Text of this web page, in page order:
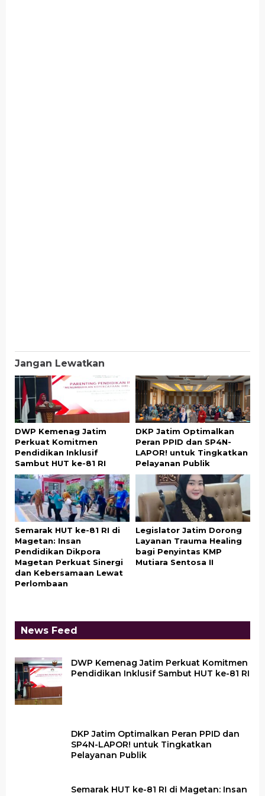
Jangan Lewatkan
DWP Kemenag Jatim
Perkuat Komitmen
Pendidikan Inklusif
Sambut HUT ke-81 RI
DKP Jatim Optimalkan
Peran PPID dan SP4N-
LAPOR! untuk Tingkatkan
Pelayanan Publik
Semarak HUT ke-81 RI di
Magetan: Insan
Pendidikan Dikpora
Magetan Perkuat Sinergi
dan Kebersamaan Lewat
Perlombaan
Legislator Jatim Dorong
Layanan Trauma Healing
bagi Penyintas KMP
Mutiara Sentosa II
News Feed
DWP Kemenag Jatim Perkuat Komitmen
Pendidikan Inklusif Sambut HUT ke-81 RI
DKP Jatim Optimalkan Peran PPID dan
SP4N-LAPOR! untuk Tingkatkan
Pelayanan Publik
Semarak HUT ke-81 RI di Magetan: Insan